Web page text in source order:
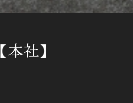
【本社】